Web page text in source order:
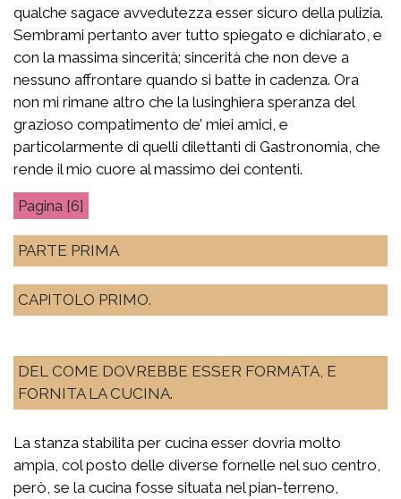
qualche sagace avvedutezza esser sicuro della pulizia.
Sembrami pertanto aver tutto spiegato e dichiarato, e
con la massima sincerità; sincerità che non deve a
nessuno affrontare quando si batte in cadenza. Ora
non mi rimane altro che la lusinghiera speranza del
grazioso compatimento de’ miei amici, e
particolarmente di quelli dilettanti di Gastronomia, che
rende il mio cuore al massimo dei contenti.
[6]
PARTE PRIMA
CAPITOLO PRIMO.
DEL COME DOVREBBE ESSER FORMATA, E
FORNITA LA CUCINA.
La stanza stabilita per cucina esser dovria molto
ampia, col posto delle diverse fornelle nel suo centro,
però, se la cucina fosse situata nel pian-terreno,